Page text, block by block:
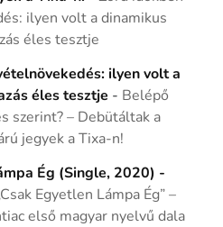
ilyen volt a dinamikus
éles tesztje
ilyen volt a
éles tesztje - Belépő
szerint? – Debütáltak a
jegyek a Tixa-n!
Ég (Single, 2020) -
Egyetlen Lámpa Ég” –
első magyar nyelvű dala